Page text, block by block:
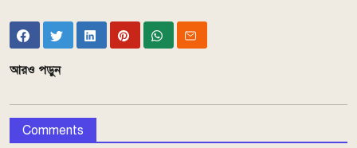
আরও পড়ুন
Comments